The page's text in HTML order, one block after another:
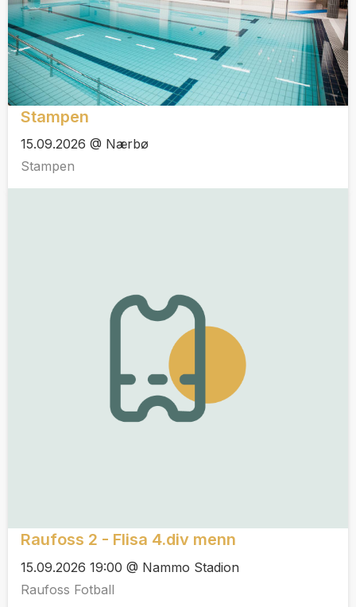
Stampen
15.09.2026 @ Nærbø
Stampen
Raufoss 2 - Flisa 4.div menn
15.09.2026 19:00 @ Nammo Stadion
Raufoss Fotball